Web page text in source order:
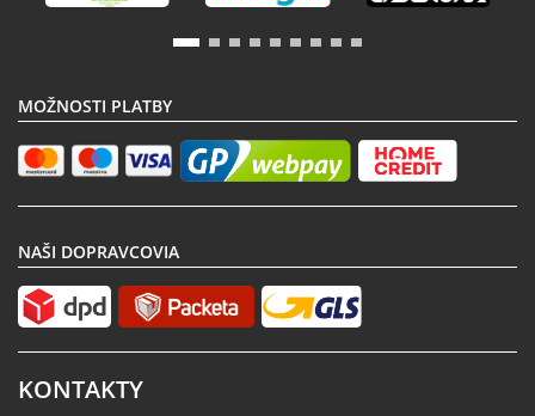
MOŽNOSTI PLATBY
NAŠI DOPRAVCOVIA
KONTAKTY